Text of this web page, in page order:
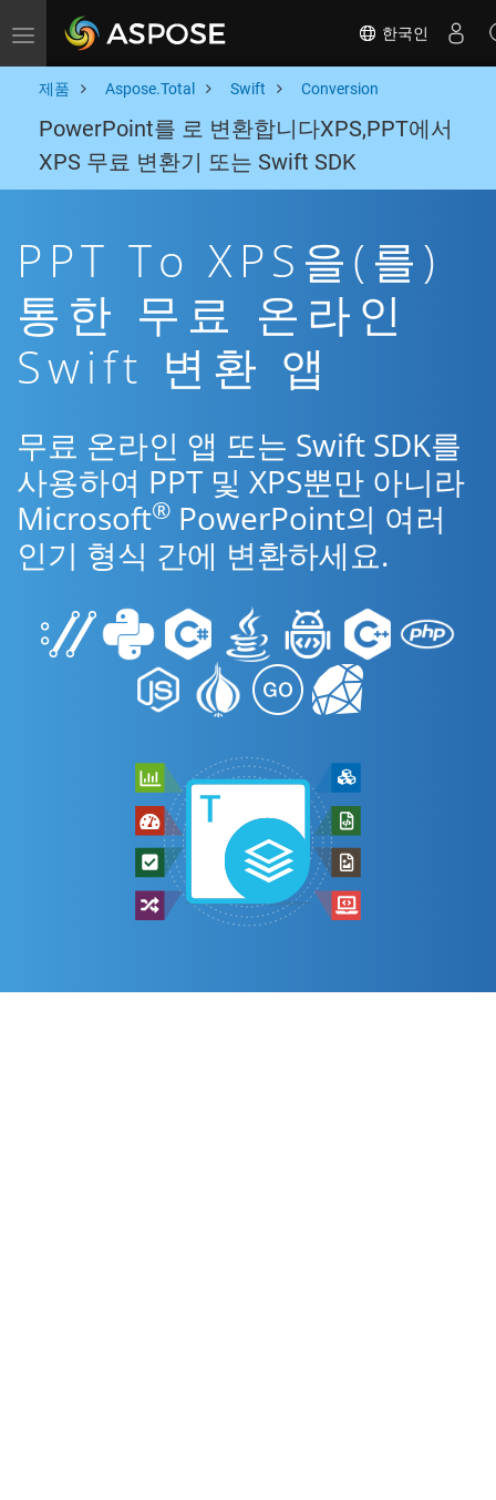
Toggle navigation 한국인
제품 Aspose.Total Swift Conversion
PowerPoint를 로 변환합니다XPS,PPT에서
XPS 무료 변환기 또는 Swift SDK
PPT To XPS을(를)
통한 무료 온라인
Swift 변환 앱
무료 온라인 앱 또는 Swift SDK를
사용하여 PPT 및 XPS뿐만 아니라
Microsoft® PowerPoint의 여러
인기 형식 간에 변환하세요.